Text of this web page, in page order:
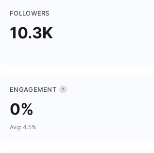
FOLLOWERS
10.3K
ENGAGEMENT ?
0%
Avg: 4.5%